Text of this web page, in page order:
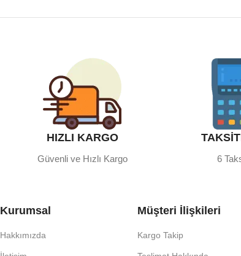
HIZLI KARGO
Güvenli ve Hızlı Kargo 6
Kurumsal
Hakkımızda
Müşteri İlişkileri
Kargo Takip